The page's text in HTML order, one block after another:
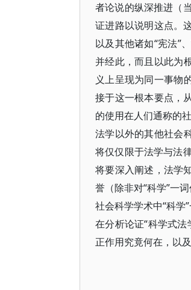
者论说的纵深推进（
证进路以说明这点。
以及其他诸如“宪法”
并经此，而且以此为
义上呈现为同一事物
接于这一根本要点，
的使用在人们通称的
法学以外的其他社会
将仅仅限于法学与法
将要深入阐述，法学
誉（除非对“科学”一
社会科学学术中“科学
在分析论证“科学式
正作用究竟何在，以